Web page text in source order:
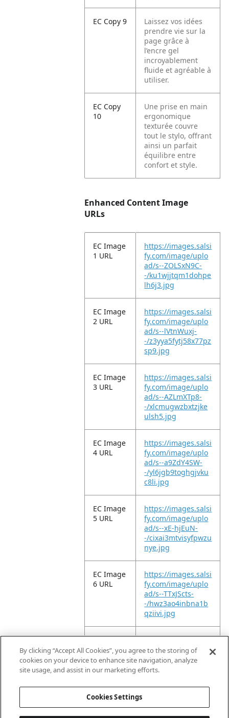
EC Copy 9
Laissez vos idées
prendre vie sur la
page grâce à
l’encre gel
incroyablement
fluide et agréable à
utiliser.
EC Copy
10
Une prise en main
ergonomique
texturée couvre
tout le stylo, offrant
ainsi un parfait
équilibre entre
confort et style.
Enhanced Content Image
URLs
EC Image
1 URL
https://images.salsi
fy.com/image/uplo
ad/s--ZOLSxN9C-
-/ku1wjjtqm1dohpe
lh6j3.jpg
EC Image
2 URL
https://images.salsi
fy.com/image/uplo
ad/s--lVtnWuxj-
-/z3yya5fytj58x77pz
sp9.jpg
EC Image
3 URL
https://images.salsi
fy.com/image/uplo
ad/s--AZLmXTp8-
-/xlcmugwzbxtzjke
ulsh5.jpg
EC Image
4 URL
https://images.salsi
fy.com/image/uplo
ad/s--a9ZdY4SW-
-/yl6jgb9toghgjvku
c8li.jpg
EC Image
5 URL
https://images.salsi
fy.com/image/uplo
ad/s--xE-hjEuN-
-/cixai3mtvisyfpwzu
nye.jpg
EC Image
6 URL
https://images.salsi
fy.com/image/uplo
ad/s--TTxJScts-
-/hwz3ao4inbna1b
qziivi.jpg
EC Image
11 URL
https://images.salsi
fy.com/image/uplo
ad/s--yY2nx1Oy-
-/w2p8nbddfrfqgrp
By clicking “Accept All Cookies”, you agree to the storing of
cookies on your device to enhance site navigation, analyze
site usage, and assist in our marketing efforts.
Cookies Settings